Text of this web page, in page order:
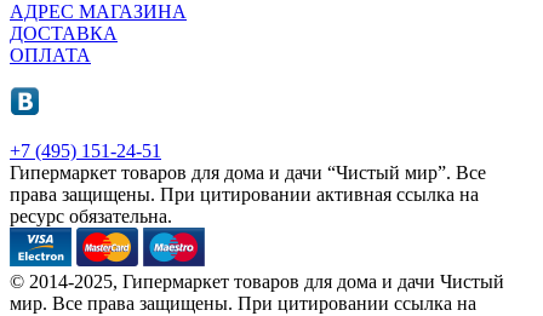
АДРЕС МАГАЗИНА
ДОСТАВКА
ОПЛАТА
+7 (495) 151-24-51
Гипермаркет товаров для дома и дачи “Чистый мир”. Все
права защищены. При цитировании активная ссылка на
ресурс обязательна.
© 2014-2025, Гипермаркет товаров для дома и дачи Чистый
мир. Все права защищены. При цитировании ссылка на